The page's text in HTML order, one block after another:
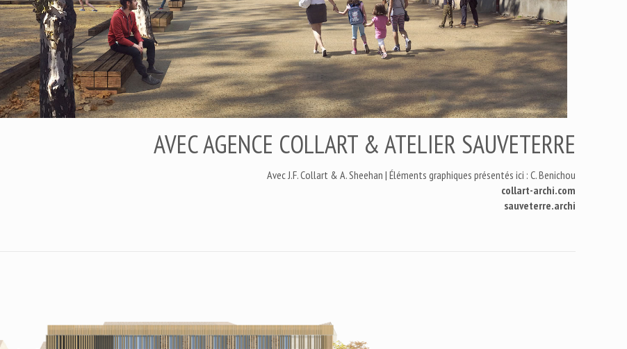
AVEC AGENCE COLLART & ATELIER SAUVETERRE
Avec J.F. Collart & A. Sheehan | Éléments graphiques présentés ici : C. Benichou
collart-archi.com
sauveterre.archi